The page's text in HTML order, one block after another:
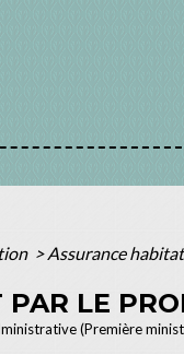
> Assurance
LE
(Première